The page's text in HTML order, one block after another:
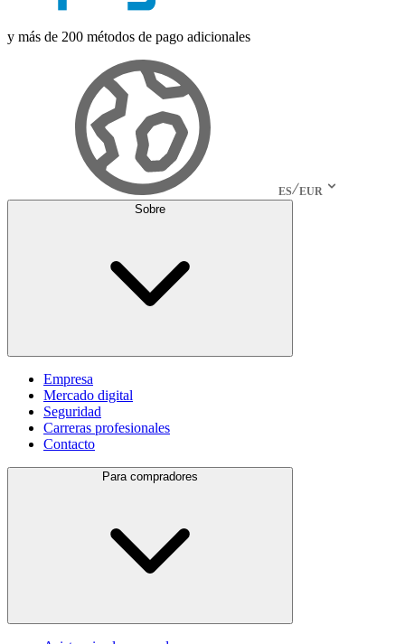
y más de 200 métodos de pago adicionales
ES EUR
Sobre
Empresa
Mercado digital
Seguridad
Carreras profesionales
Contacto
Para compradores